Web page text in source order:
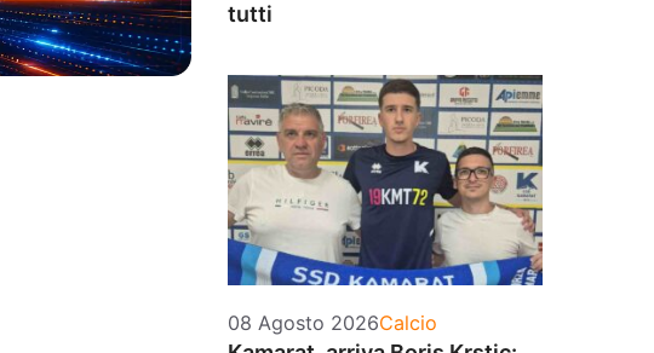
tutti
08 Agosto 2026Categorie
Calcio